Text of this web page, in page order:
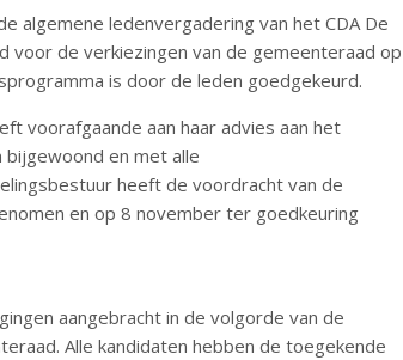
algemene ledenvergadering van het CDA De
voor de verkiezingen van de gemeenteraad op
is door de leden goedgekeurd.
voorafgaande aan haar advies aan het
en met alle
heeft de voordracht van de
en op 8 november ter goedkeuring
aangebracht in de volgorde van de
Alle kandidaten hebben de toegekende